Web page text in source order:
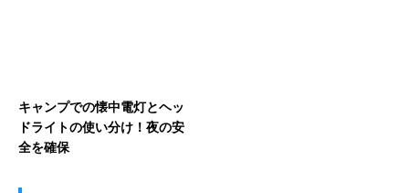
キャンプでの懐中電灯とヘッ
ドライトの使い分け！夜の安
全を確保